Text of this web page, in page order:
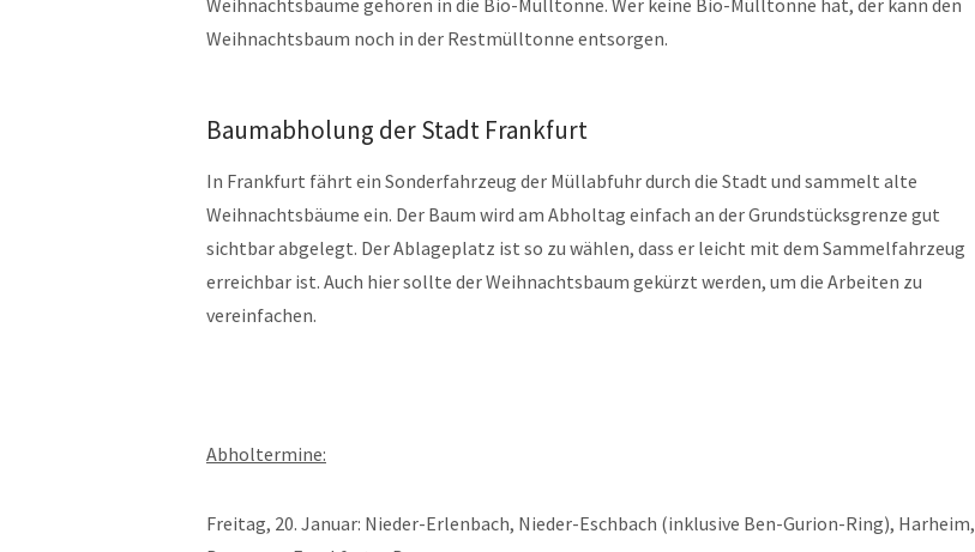
Weihnachtsbäume gehören in die Bio-Mülltonne. Wer keine Bio-Mülltonne hat, der kann den
Weihnachtsbaum noch in der Restmülltonne entsorgen.
Baumabholung der Stadt Frankfurt
In Frankfurt fährt ein Sonderfahrzeug der Müllabfuhr durch die Stadt und sammelt alte
Weihnachtsbäume ein. Der Baum wird am Abholtag einfach an der Grundstücksgrenze gut
sichtbar abgelegt. Der Ablageplatz ist so zu wählen, dass er leicht mit dem Sammelfahrzeug
erreichbar ist. Auch hier sollte der Weihnachtsbaum gekürzt werden, um die Arbeiten zu
vereinfachen.
Abholtermine:
Freitag, 20. Januar: Nieder-Erlenbach, Nieder-Eschbach (inklusive Ben-Gurion-Ring), Harheim,